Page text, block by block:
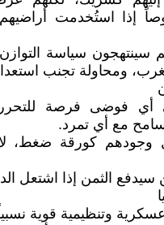
إذا استُخدمت
سينتهجون سياسة
ومحاولة تجنب
أي فوضى فرصة
مع أي تمرد.
وجودهم كورقة ضغط،